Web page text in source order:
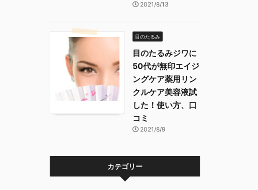
2021/8/13
目のたるみ
目のたるみジワに
50代が無印エイジ
ングケア薬用リン
クルケア美容液試
した！使い方、口
コミ
2021/8/9
カテゴリー